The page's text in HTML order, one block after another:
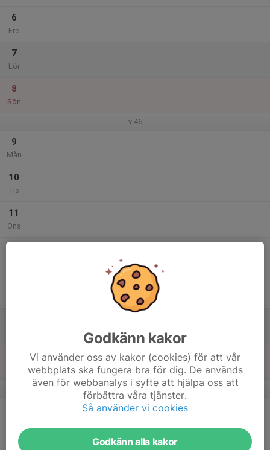
6
Fre
7
Lör
8
Sön
v.46
9
Mån
10
Tis
11
Ons
v.47
17
Godkänn kakor
Vi använder oss av kakor (cookies) för att vår
webbplats ska fungera bra för dig. De används
även för webbanalys i syfte att hjälpa oss att
förbättra våra tjänster.
Så använder vi cookies
Godkänn alla kakor